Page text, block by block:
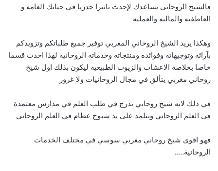
فالشيخ الروحاني يساعدك لإحدث تاثيرا جدريا في حياتك العامه و
العاطفيه والماليه والعمليه
وهكذا يريد الشيخ الروحاني المغربي توفير جميع طلباتكم وتزويدكم
بآرائه وتوجيهاته وفوائده ومنتجاته وخدماته الروحانية لهذا احدث قسما
خاصا بخلاصة الاعشاب والزيوت الطبيعية ليكون بذلك اول شيخ
روحاني مغربي يتألق في مجال الروحانيات ولا غرور
في ذلك لانه شيخ روحاني تدرج في طلب العلم في مدارس معتمدة
في العلم الروحاني وتتلمذ على يد شيوخ عظام في العلم الروحاني
فهو اقوى شيخ روحاني مغربي سوسي في مختلف الخدمات
الروحانية…..